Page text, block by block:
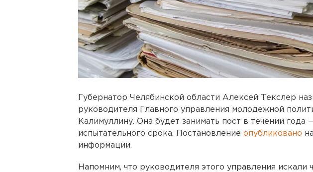
Губернатор Челябинской области Алексей Текслер
руководителя Главного управления молодежной
Калимуллину. Она будет занимать пост в течении года
испытательного срока. Постановление опубликовано
информации.
Напомним, что руководителя этого управления искали